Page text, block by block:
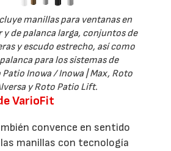
manillas para ventanas en
y de palanca larga, conjuntos de
y escudo estrecho, así como
para los sistemas de
Inowa / Inowa | Max, Roto
y Roto Patio Lift.
VarioFit
convence en sentido
manillas con tecnología